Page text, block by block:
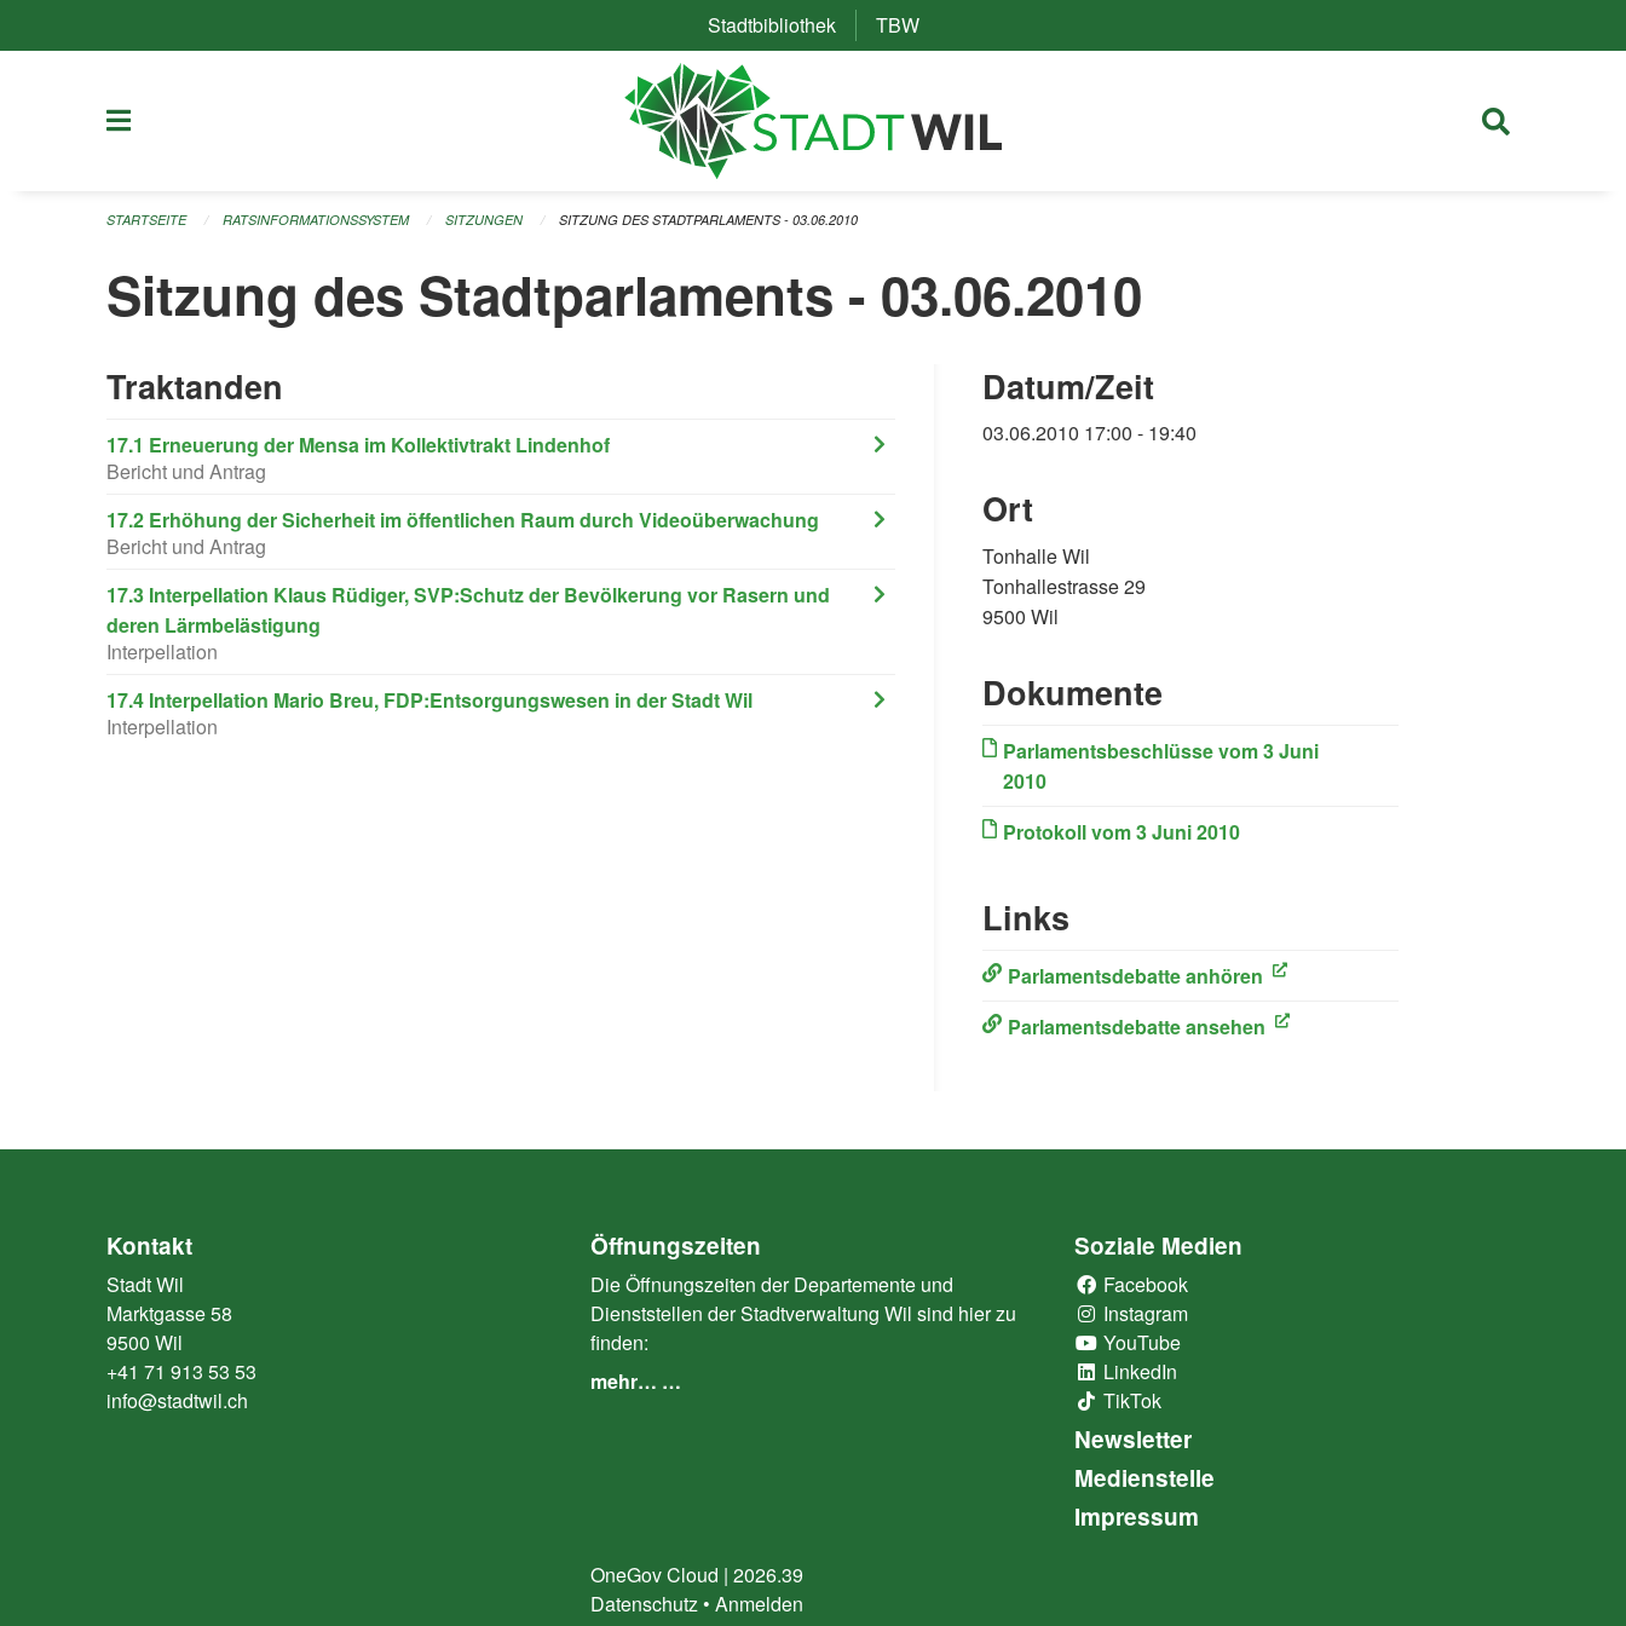
Stadtbibliothek(External Link)
TBW(External Link)
STARTSEITE RATSINFORMATIONSSYSTEM SITZUNGEN SITZUNG DES STADTPARLAMENTS - 03.06.2010
Sitzung des Stadtparlaments - 03.06.2010
Traktanden
17.1 Erneuerung der Mensa im Kollektivtrakt Lindenhof
Bericht und Antrag
17.2 Erhöhung der Sicherheit im öffentlichen Raum durch Videoüberwachung
Bericht und Antrag
17.3 Interpellation Klaus Rüdiger, SVP:Schutz der Bevölkerung vor Rasern und
deren Lärmbelästigung
Interpellation
17.4 Interpellation Mario Breu, FDP:Entsorgungswesen in der Stadt Wil
Interpellation
Datum/Zeit
03.06.2010 17:00 - 19:40
Ort
Tonhalle Wil
Tonhallestrasse 29
9500 Wil
Dokumente
Parlamentsbeschlüsse vom 3 Juni
2010
Protokoll vom 3 Juni 2010
Links
Parlamentsdebatte anhören
(External Link)
Parlamentsdebatte ansehen
(External Link)
Kontakt
Stadt Wil
Marktgasse 58
9500 Wil
+41 71 913 53 53
info@stadtwil.ch
Öffnungszeiten
Die Öffnungszeiten der Departemente und
Dienststellen der Stadtverwaltung Wil sind hier zu
finden:
mehr… …
Soziale Medien
Facebook
Instagram
YouTube
LinkedIn
TikTok
Newsletter
Medienstelle
Impressum
OneGov Cloud (External Link)
| 2026.39
Datenschutz (External Link)
Anmelden